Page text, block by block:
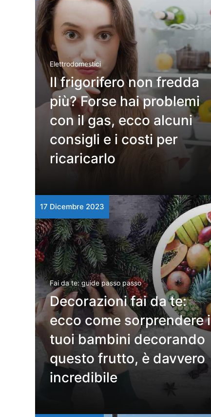
Elettrodomestici
Il frigorifero non fredda
più? Forse hai problemi
con il gas, ecco alcuni
consigli e i costi per
ricaricarlo
17 Dicembre 2023
Fai da te: guide passo passo
Decorazioni fai da te:
ecco come sorprendere i
tuoi bambini decorando
questo frutto, è davvero
incredibile